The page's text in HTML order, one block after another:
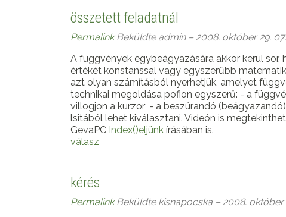
összetett feladatnál
Permalink Beküldte admin– 2008. október 29.
A függvények egybeágyazására akkor kerül
értékét konstanssal vagy egyszerűbb
azt olyan számításból nyerhetjük, amelyet
technikai megoldása pofion egyszerű: - a függvény párbeszédablakában, a beszúrandó helyen
villogjon a kurzor; - a beszúrandó
lsitából lehet kiválasztani. Videón is
GevaPC Index()eljünk írásában is.
válasz
kérés
Permalink Beküldte kisnapocska – 2008. október